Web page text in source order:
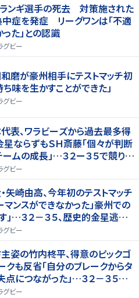
ランギ選手の死去 対策施された
症を発症 リーグワンは「不適
た」との認識
グビー
和磨が豪州相手にテストマッチ初
ち味を生かすことができた」
グビー
代表、ワラビーズから過去最多得
ならずもＳＨ斎藤「個々が判断
ームの成長」…３２ー３５で競り負
グビー
・矢崎由高、今年初のテストマッチ
マンスができなかった」豪州での
」…３２－３５、歴史的金星逃し
代表戦はＷＴＢで途中出場
グビー
主姿の竹内柊平、得意のピックゴ
クも反省「自分のブレークからタ
点につながった」…３２－３５惜
アに歴史的金星ならず
グビー